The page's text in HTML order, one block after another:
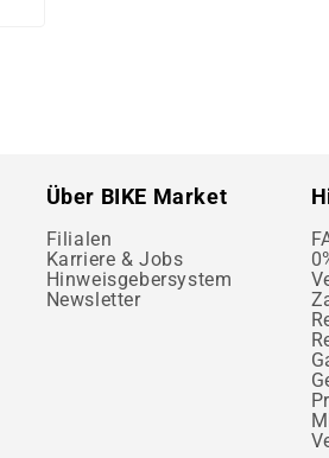
Über BIKE Market
Filialen
Karriere & Jobs
Hinweisgebersystem
Newsletter